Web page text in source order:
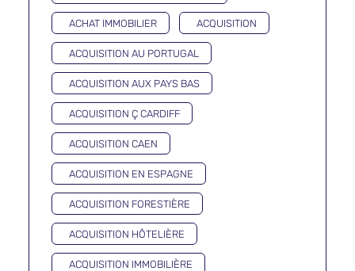
ACHAT IMMOBILIER ACQUISITION
ACQUISITION AU PORTUGAL
ACQUISITION AUX PAYS BAS
ACQUISITION Ç CARDIFF
ACQUISITION CAEN
ACQUISITION EN ESPAGNE
ACQUISITION FORESTIÈRE
ACQUISITION HÔTELIÈRE
ACQUISITION IMMOBILIÈRE